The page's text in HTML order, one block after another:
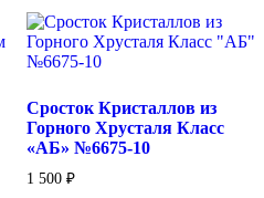
Сросток Кристаллов из
Горного Хрусталя Класс
«АБ» №6675-10
1 500 ₽